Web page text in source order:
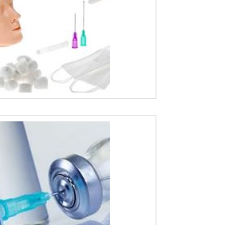
do aluguel CR DR
monitor radiologia O
serviço de aluguel é a
opção ideal para
quem procura por
ótimos investimentos,
pois os equipamentos
podem ter altos
custos....